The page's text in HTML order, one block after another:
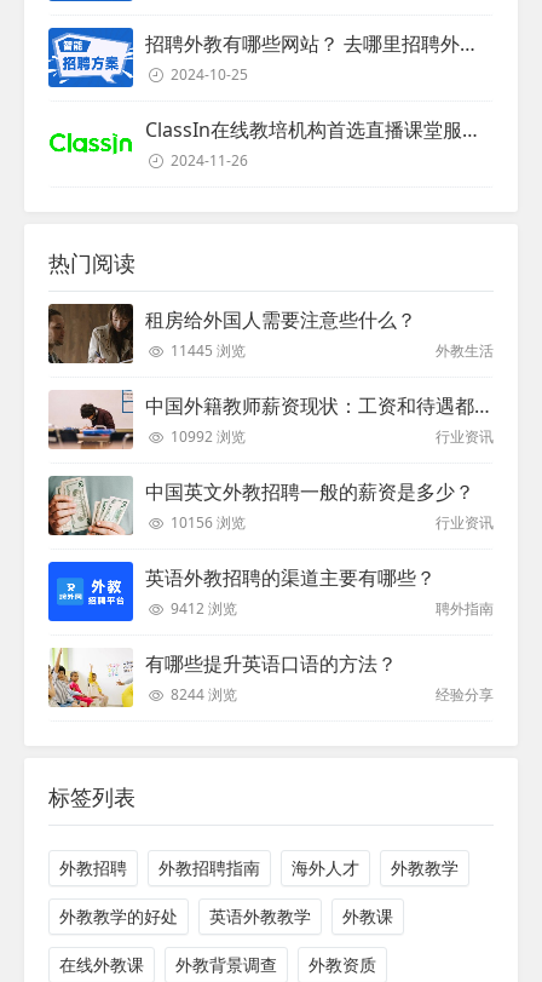
招聘外教有哪些网站？ 去哪里招聘外教？
2024-10-25
ClassIn在线教培机构首选直播课堂服务商
2024-11-26
热门阅读
租房给外国人需要注意些什么？
11445 浏览 外教生活
中国外籍教师薪资现状：工资和待遇都非常高
10992 浏览 行业资讯
中国英文外教招聘一般的薪资是多少？
10156 浏览 行业资讯
英语外教招聘的渠道主要有哪些？
9412 浏览 聘外指南
有哪些提升英语口语的方法？
8244 浏览 经验分享
标签列表
外教招聘 外教招聘指南 海外人才 外教教学
外教教学的好处 英语外教教学 外教课
在线外教课 外教背景调查 外教资质